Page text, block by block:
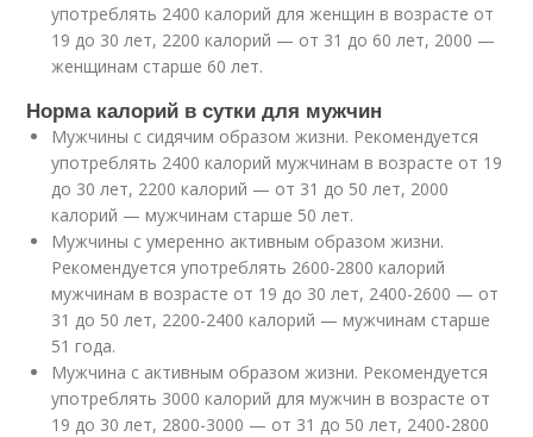
употреблять 2400 калорий для женщин в возрасте от
19 до 30 лет, 2200 калорий — от 31 до 60 лет, 2000 —
женщинам старше 60 лет.
Норма калорий в сутки для мужчин
Мужчины с сидячим образом жизни. Рекомендуется
употреблять 2400 калорий мужчинам в возрасте от 19
до 30 лет, 2200 калорий — от 31 до 50 лет, 2000
калорий — мужчинам старше 50 лет.
Мужчины с умеренно активным образом жизни.
Рекомендуется употреблять 2600-2800 калорий
мужчинам в возрасте от 19 до 30 лет, 2400-2600 — от
31 до 50 лет, 2200-2400 калорий — мужчинам старше
51 года.
Мужчина с активным образом жизни. Рекомендуется
употреблять 3000 калорий для мужчин в возрасте от
19 до 30 лет, 2800-3000 — от 31 до 50 лет, 2400-2800